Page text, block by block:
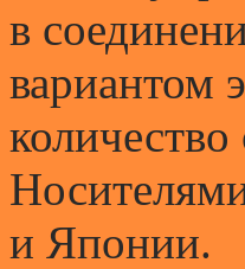
в
вариантом
и Японии.